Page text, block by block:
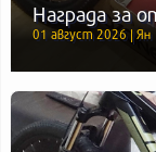
Награда за
01 август 2026 | Ян